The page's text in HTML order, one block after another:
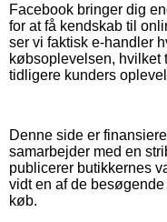
Facebook bringer dig
for at få kendskab til
ser vi faktisk e-handler
købsoplevelsen, hvilket
tidligere kunders
Denne side er
samarbejder med en
publicerer butikkernes
vidt en af de
køb.